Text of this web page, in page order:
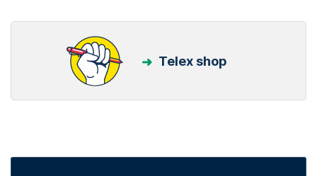
Telex shop